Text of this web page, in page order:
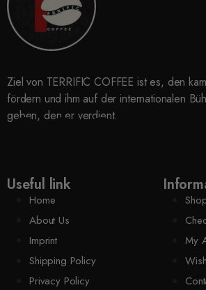
Ziel von TERRIFIC COFFEE ist es, den
fördern und ihm auf der internationalen
geben, den er verdient.
Useful link
Home
About Us
Imprint
Shipping Policy
Privacy Policy
My